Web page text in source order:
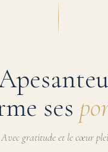
ses
Avec gratitude et le cœur